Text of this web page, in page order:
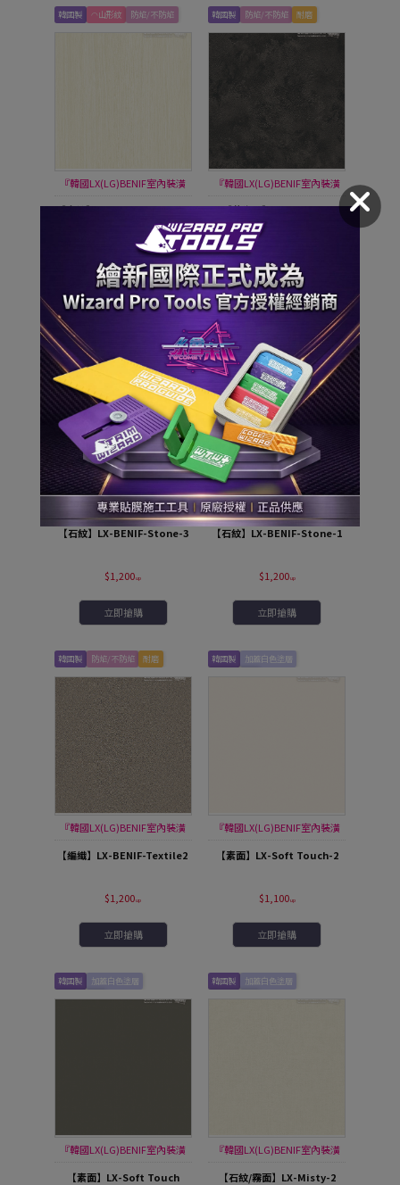
韓國製 ◠山形紋 防焰/不防焰
『韓國LX(LG)BENIF室內裝潢
膜』
【木紋】LX-Classic Wood-8
立即搶購
韓國製 防焰/不防焰 耐磨
『韓國LX(LG)BENIF室內裝潢
膜』
【藝術漆】LX-STUCCO
立即搶購
韓國製
『韓國LX(LG)BENIF室內裝潢
膜』
【石紋】LX-BENIF-Stone-3
$1,200
立即搶購
韓國製 防焰/不防焰
『韓國LX(LG)BENIF室內裝潢
膜』
【石紋】LX-BENIF-Stone-1
$1,200
立即搶購
韓國製 防焰/不防焰 耐磨
『韓國LX(LG)BENIF室內裝潢
膜』
【編織】LX-BENIF-Textile2
$1,200
立即搶購
韓國製
加蓋白色塗層
『韓國LX(LG)BENIF室內裝潢
膜』
【素面】LX-Soft Touch-2
$1,100
立即搶購
韓國製
加蓋白色塗層
防焰/不防焰
『韓國LX(LG)BENIF室內裝潢
膜』
【素面】LX-Soft Touch
韓國製
加蓋白色塗層
『韓國LX(LG)BENIF室內裝潢
膜』
【石紋/霧面】LX-Misty-2